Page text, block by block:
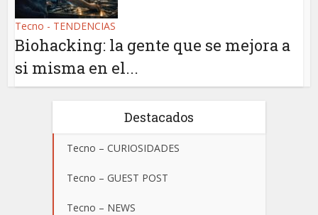
Tecno - TENDENCIAS
Biohacking: la gente que se mejora a
si misma en el...
Destacados
Tecno – CURIOSIDADES
Tecno – GUEST POST
Tecno – NEWS